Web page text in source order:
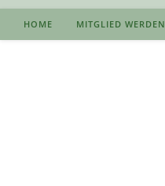
HOME MITGLIED WERDEN